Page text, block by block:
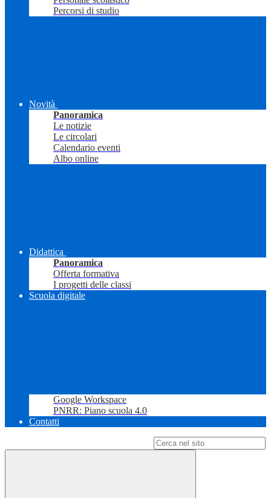
Percorsi di studio
Novità
Panoramica
Le notizie
Le circolari
Calendario eventi
Albo online
Didattica
Panoramica
Offerta formativa
I progetti delle classi
Scuola digitale
Google Workspace
PNRR: Piano scuola 4.0
Contatti